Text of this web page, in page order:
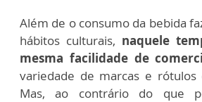
Além de o consumo da bebida
hábitos culturais, naquele
mesma facilidade de
variedade de marcas e rótulos
Mas, ao contrário do que